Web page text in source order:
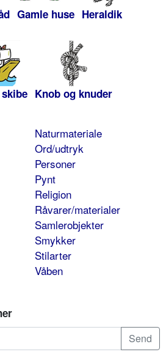
Gamle huse Heraldik
Knob og knuder
Naturmateriale
Ord/udtryk
Personer
Pynt
Religion
Råvarer/materialer
Samlerobjekter
Smykker
Stilarter
Våben